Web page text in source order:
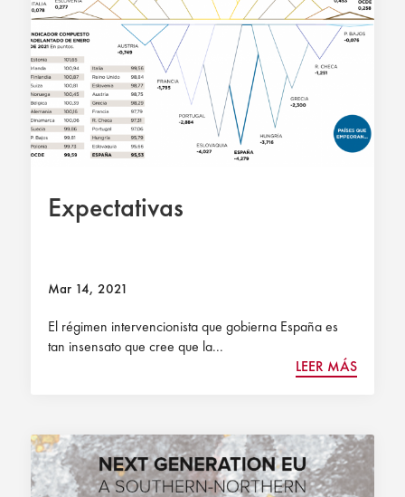
Expectativas
Mar 14, 2021
El régimen intervencionista que gobierna España es
tan insensato que cree que la...
LEER MÁS